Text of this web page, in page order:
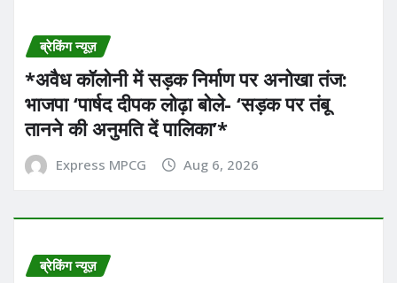
ब्रेकिंग न्यूज़
*अवैध कॉलोनी में सड़क निर्माण पर अनोखा तंज:
भाजपा ‘पार्षद दीपक लोढ़ा बोले- ‘सड़क पर तंबू
तानने की अनुमति दें पालिका’* ​
Express MPCG Aug 6, 2026
ब्रेकिंग न्यूज़